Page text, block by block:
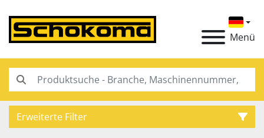
Menü
Erweiterte Filter